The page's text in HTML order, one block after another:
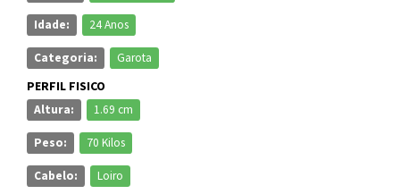
Idade: 24 Anos
Categoria: Garota
PERFIL FISICO
Altura: 1.69 cm
Peso: 70 Kilos
Cabelo: Loiro